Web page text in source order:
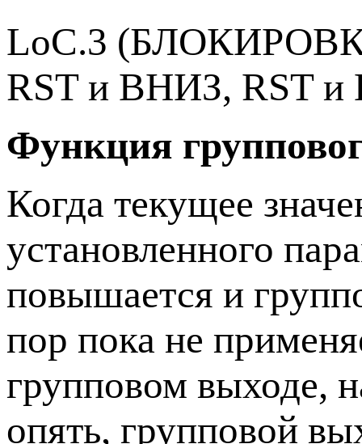
LoC.3
RST и ВНИЗ, RST
Функция
Когда текущее
установленного
повышается и
пор пока не
групповом выходе,
опять, групповой